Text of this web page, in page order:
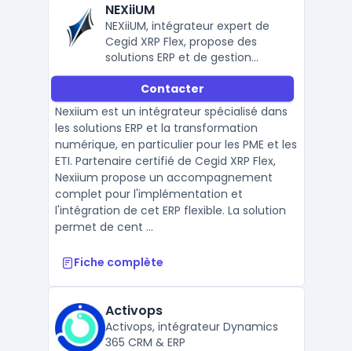
NEXiiUM
NEXiiUM, intégrateur expert de
Cegid XRP Flex, propose des
solutions ERP et de gestion
documentaire pour PME et ETI.
Contacter
Nexiium est un intégrateur spécialisé dans
les solutions ERP et la transformation
numérique, en particulier pour les PME et les
ETI. Partenaire certifié de Cegid XRP Flex,
Nexiium propose un accompagnement
complet pour l'implémentation et
l'intégration de cet ERP flexible. La solution
permet de cent ...
Fiche complète
Activops
Activops, intégrateur Dynamics
365 CRM & ERP